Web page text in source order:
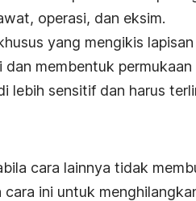
operasi, dan eksim.
yang mengikis
membentuk permukaan
lebih sensitif dan harus
cara lainnya tidak
ini untuk